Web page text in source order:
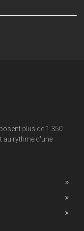
plus de 1 350
au rythme d'une